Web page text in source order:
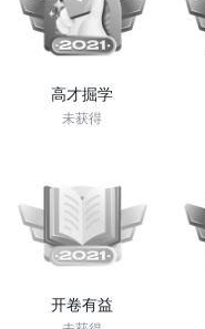
高才掘学
未获得
开卷有益